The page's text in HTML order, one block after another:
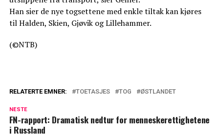
Han sier de nye togsettene med enkle tiltak kan kjøres
til Halden, Skien, Gjøvik og Lillehammer.
(©NTB)
RELATERTE EMNER: TOETASJES TOG ØSTLANDET
NESTE
FN-rapport: Dramatisk nedtur for menneskerettighetene
i Russland